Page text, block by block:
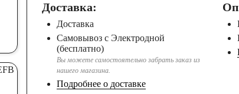
Доставка:
Доставка
Самовывоз с Электродной
(бесплатно)
Вы можете самостоятельно забрать заказ из
нашего магазина.
Подробнее о доставке